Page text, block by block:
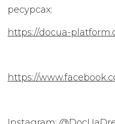
ресурсах:
https://docua-
https://